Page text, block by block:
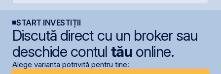
START INVESTIȚII
Discută direct cu un broker sau
deschide contul tăuonline.
Alege varianta potrivită pentru tine: